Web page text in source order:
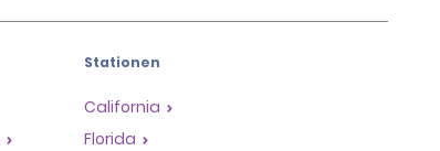
Stationen
California
Florida